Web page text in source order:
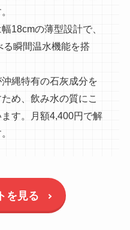
18cmの薄型設計で、
瞬間温水機能を搭
縄特有の石灰成分を
め、飲み水の質にこ
す。月額4,400円で解
を見る